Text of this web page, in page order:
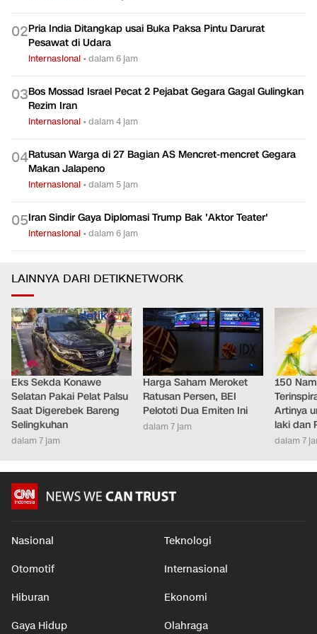
02Pria India Ditangkap usai Buka Paksa Pintu Darurat
Pesawat di Udara
Internasional •dalam 6 jam
03Bos Mossad Israel Pecat 2 Pejabat Gegara Gagal Gulingkan
Rezim Iran
Internasional •dalam 4 jam
04Ratusan Warga di 27 Bagian AS Mencret-mencret Gegara
Makan Jalapeno
Internasional •dalam 5 jam
05Iran Sindir Gaya Diplomasi Trump Bak 'Aktor Teater'
Internasional •dalam 6 jam
LAINNYA DARI DETIKNETWORK
Eks Sekda Konawe
Selatan Pakai Pelat Palsu
Saat Digerebek Bareng
Selingkuhan
dalam 7 jam
Harga Saham Meroket
Ratusan Persen, BEI
Pelototi Dua Emiten Ini
dalam 7 jam
150
Artinya
laki dan
dalam 7
Nasional Teknologi
Otomotif Internasional
Hiburan Ekonomi
Gaya Hidup Olahraga